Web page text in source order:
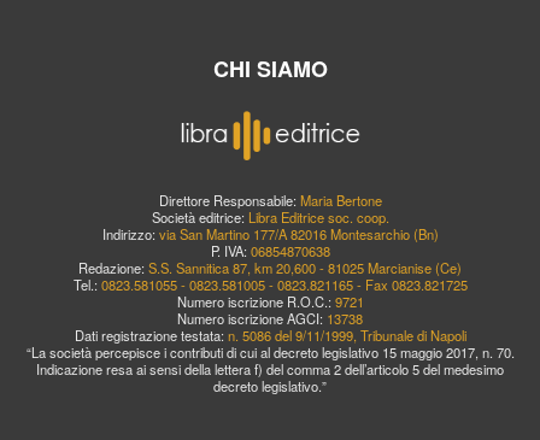
CHI SIAMO
Direttore Responsabile: Maria Bertone
Società editrice: Libra Editrice soc. coop.
Indirizzo: via San Martino 177/A 82016 Montesarchio (Bn)
P. IVA: 06854870638
Redazione: S.S. Sannitica 87, km 20,600 - 81025 Marcianise (Ce)
Tel.: 0823.581055 - 0823.581005 - 0823.821165 - Fax 0823.821725
Numero iscrizione R.O.C.: 9721
Numero iscrizione AGCI: 13738
Dati registrazione testata: n. 5086 del 9/11/1999, Tribunale di Napoli
“La società percepisce i contributi di cui al decreto legislativo 15 maggio 2017, n. 70.
Indicazione resa ai sensi della lettera f) del comma 2 dell’articolo 5 del medesimo
decreto legislativo.”